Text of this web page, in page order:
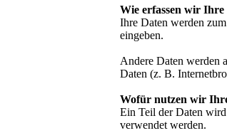
Wie erfassen wir Ihre
Ihre Daten werden
eingeben.
Andere Daten werden
Daten (z. B.
Wofür nutzen wir
Ein Teil der Daten
verwendet werden.